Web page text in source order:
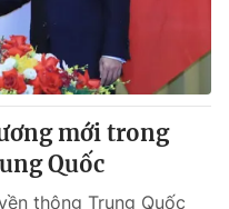
mới trong
Quốc
thông Trung Quốc